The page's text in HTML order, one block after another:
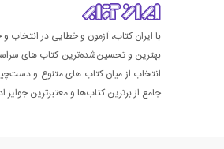
با ایران کتاب، آزمون و خطایی در انتخاب
بهترین و تحسین‌شده‌ترین کتاب‌ های سراسر
انتخاب از میان کتاب های متنوع و
جامع از برترین کتاب‌ها و معتبرترین جوایز